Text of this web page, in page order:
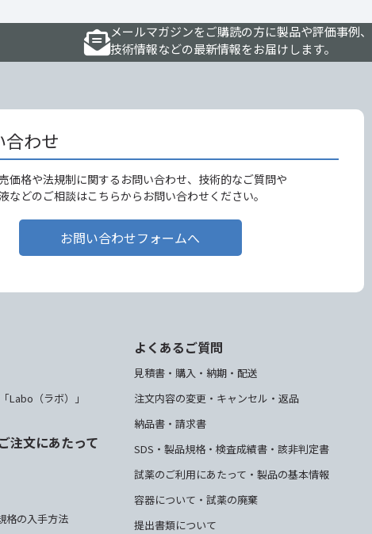
メールマガジンをご購読の方に製品や評価事例、
技術情報などの最新情報をお届けします。
合わせ
価格や法規制に関するお問い合わせ、技術的なご質問や
などのご相談はこちらからお問い合わせください。
お問い合わせフォームへ
Labo（ラボ）」
注文にあたって
格の入手方法
よくあるご質問
見積書・購入・納期・配送
注文内容の変更・キャンセル・返品
納品書・請求書
SDS・製品規格・検査成績書・該非判定書
試薬のご利用にあたって・製品の基本情報
容器について・試薬の廃棄
提出書類について